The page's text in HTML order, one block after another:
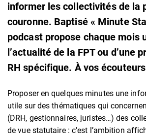
informer les collectivités de la
couronne. Baptisé « Minute
podcast propose chaque mois
l’actualité de la FPT ou d’une
RH spécifique. À vos
Proposer en quelques minutes une
utile sur des thématiques qui
(DRH, gestionnaires, juristes…) des
de vue statutaire : c’est l’ambition